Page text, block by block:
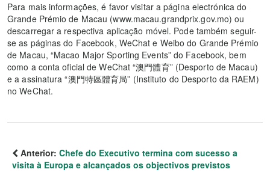
Para mais informações, é favor visitar a página electrónica do
Grande Prémio de Macau (www.macau.grandprix.gov.mo) ou
descarregar a respectiva aplicação móvel. Pode também seguir-
se as páginas do Facebook, WeChat e Weibo do Grande Prémio
de Macau, “Macao Major Sporting Events” do Facebook, bem
como a conta oficial de WeChat “澳門體育” (Desporto de Macau)
e a assinatura “澳門特區體育局” (Instituto do Desporto da RAEM)
no WeChat.
Anterior: Chefe do Executivo termina com sucesso a
visita à Europa e alcançados os objectivos previstos